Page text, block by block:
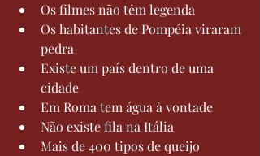
Os filmes não têm legenda
Os habitantes de Pompéia viraram
pedra
Existe um país dentro de uma
cidade
Em Roma tem água à vontade
Não existe fila na Itália
Mais de 400 tipos de queijo